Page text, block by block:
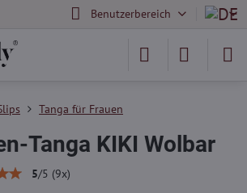
Benutzerbereich
Tanga für Frauen
Tanga KIKI Wolbar
5/5 (9x)